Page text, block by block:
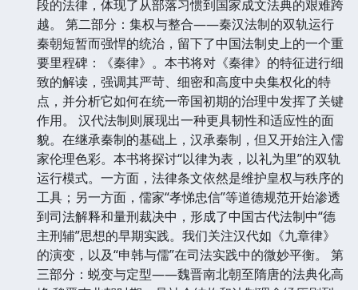
段的法律，体现了从部落习惯到国家成文法典的艰难跨
越。 第二部分：集权与整合——秦汉法制的双轨运行
秦朝短暂而强悍的统治，留下了中国法制史上的一个重
要里程碑：《秦律》。本书将对《秦律》的特征进行细
致的解读，强调其严苛、细密和高度中央集权化的特
点，并分析它如何在统一帝国初期的治理中发挥了关键
作用。 汉代法制则展现出一种更具韧性和适应性的面
貌。在继承秦制的基础上，汉承秦制，但又开始注入儒
家伦理色彩。本书将探讨“以律为表，以礼为里”的双轨
运行模式。一方面，法律条文依然是维护皇权与秩序的
工具；另一方面，儒家“孝悌忠信”等道德规范开始渗透
到司法解释和量刑裁决中，形成了中国古代法制中“德
主刑辅”思想的早期实践。我们关注汉代如《九章律》
的演变，以及“申韩与儒”在司法实践中的微妙平衡。 第
三部分：蜕变与定型——魏晋南北朝至隋唐的法典化高